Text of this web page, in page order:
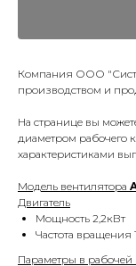
Компания ООО
производством и
На странице вы
диаметром рабочего
характеристиками
Модель вентилятора
Двигатель
Мощность 2,2кВт
Частота вращения
Параметры в рабочей